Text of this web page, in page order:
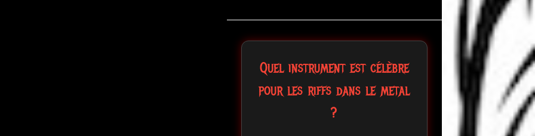
Quel instrument est célèbre
pour les riffs dans le metal
?